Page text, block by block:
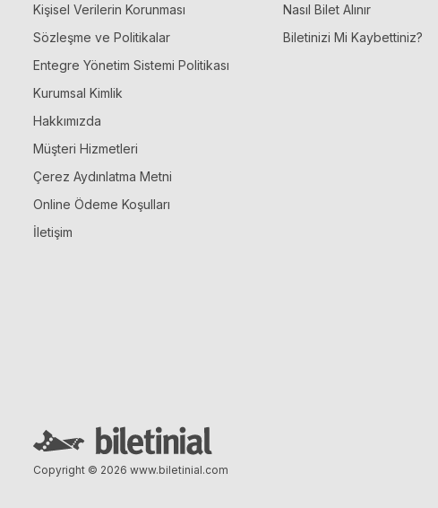
Kişisel Verilerin Korunması
Sözleşme ve Politikalar
Entegre Yönetim Sistemi Politikası
Kurumsal Kimlik
Hakkımızda
Müşteri Hizmetleri
Çerez Aydınlatma Metni
Online Ödeme Koşulları
İletişim
Nasıl Bilet Alınır
Biletinizi Mi Kaybettiniz?
Copyright © 2026 www.biletinial.com